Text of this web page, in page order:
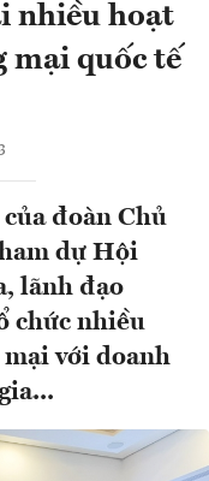
nhiều hoạt
mại quốc tế
đoàn Chủ
dự Hội
lãnh đạo
chức nhiều
với doanh